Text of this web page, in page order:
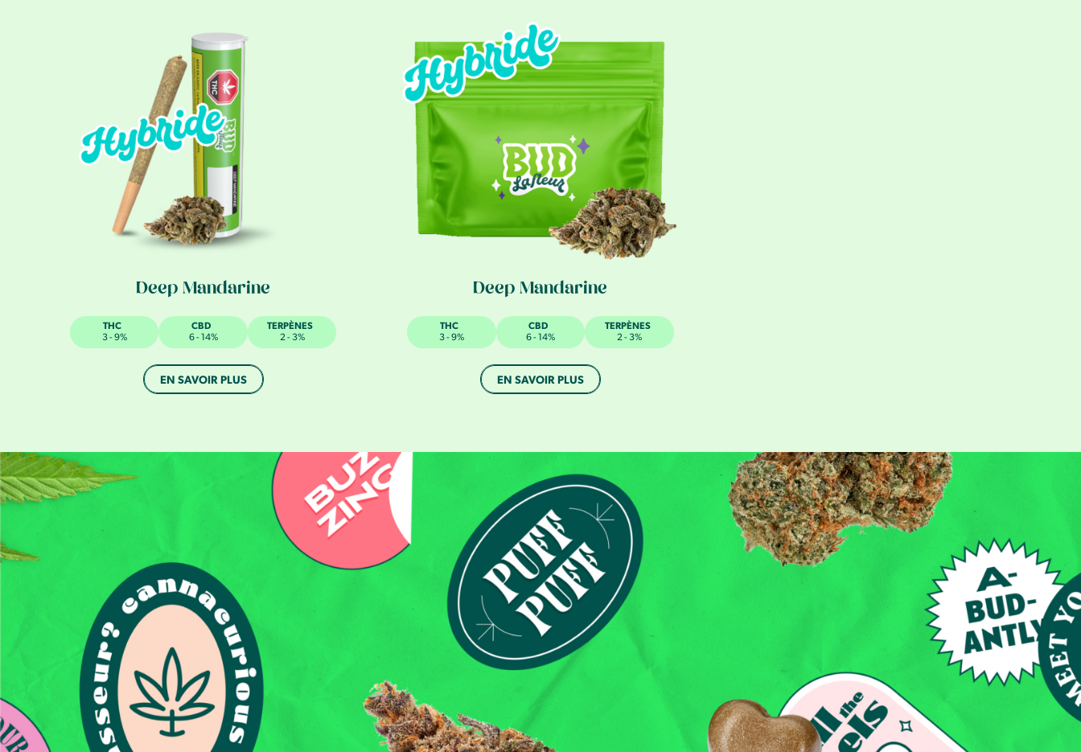
Deep Mandarine
THC
3 - 9%
CBD
6 - 14%
TERPÈNES
2 - 3%
EN SAVOIR PLUS
Deep Mandarine
THC
3 - 9%
CBD
6 - 14%
TERPÈNES
2 - 3%
EN SAVOIR PLUS